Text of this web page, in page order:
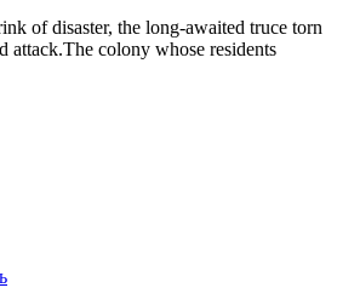
of disaster, the long-awaited truce torn
attack.The colony whose residents